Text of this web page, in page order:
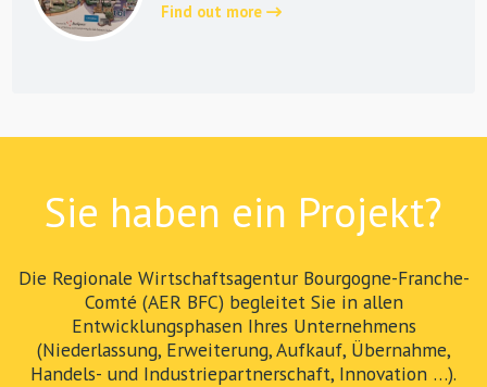
Find out more
Sie haben ein Projekt?
Die Regionale Wirtschaftsagentur Bourgogne-Franche-
Comté (AER BFC) begleitet Sie in allen
Entwicklungsphasen Ihres Unternehmens
(Niederlassung, Erweiterung, Aufkauf, Übernahme,
Handels- und Industriepartnerschaft, Innovation …).